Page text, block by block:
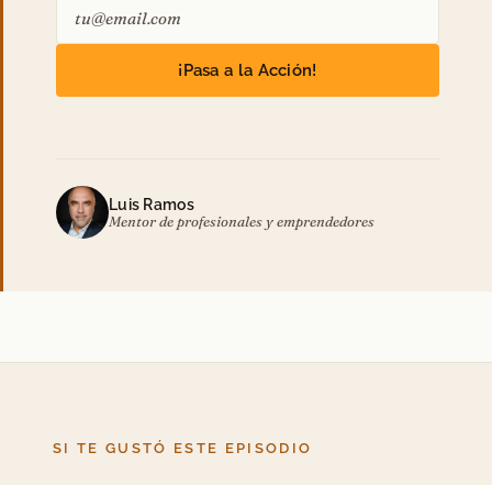
¡Pasa a la Acción!
Luis Ramos
Mentor de profesionales y emprendedores
SI TE GUSTÓ ESTE EPISODIO